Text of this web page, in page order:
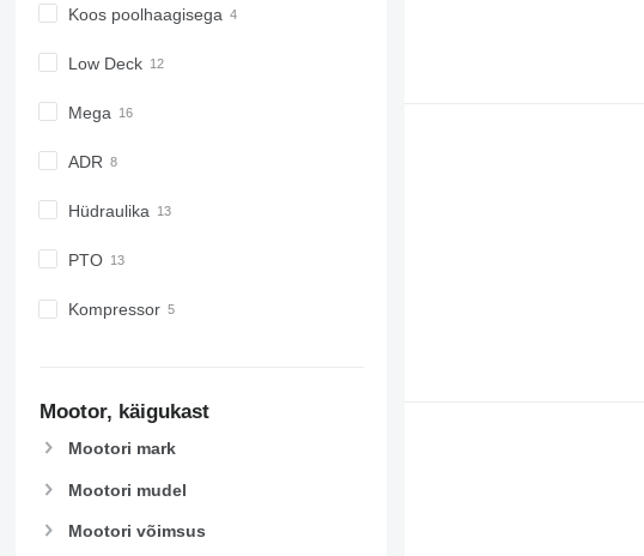
Koos poolhaagisega
Low Deck
Mega
ADR
Hüdraulika
PTO
Kompressor
Mootor, käigukast
Mootori mark
Mootori mudel
Mootori võimsus